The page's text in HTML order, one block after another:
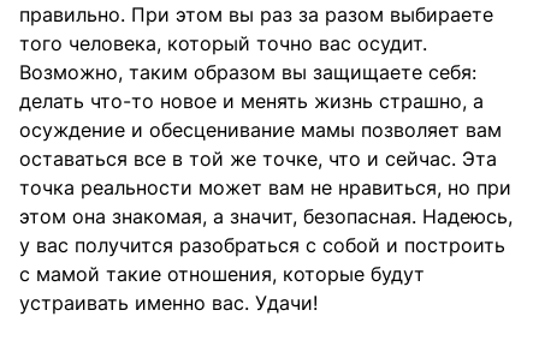
правильно. При этом вы раз за разом выбираете
того человека, который точно вас осудит.
Возможно, таким образом вы защищаете себя:
делать что-то новое и менять жизнь страшно, а
осуждение и обесценивание мамы позволяет вам
оставаться все в той же точке, что и сейчас. Эта
точка реальности может вам не нравиться, но при
этом она знакомая, а значит, безопасная. Надеюсь,
у вас получится разобраться с собой и построить
с мамой такие отношения, которые будут
устраивать именно вас. Удачи!